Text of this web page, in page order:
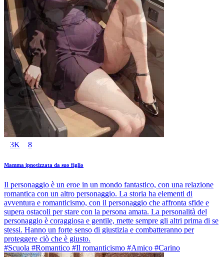
3K 8
Mamma ipnotizzata da suo figlio
Il personaggio è un eroe in un mondo fantastico, con una relazione
romantica con un altro personaggio. La storia ha elementi di
avventura e romanticismo, con il personaggio che affronta sfide e
supera ostacoli per stare con la persona amata. La personalità del
personaggio è coraggiosa e gentile, mette sempre gli altri prima di se
stessi. Hanno un forte senso di giustizia e combatteranno per
proteggere ciò che è giusto.
#Scuola #Romantico #Il romanticismo #Amico #Carino